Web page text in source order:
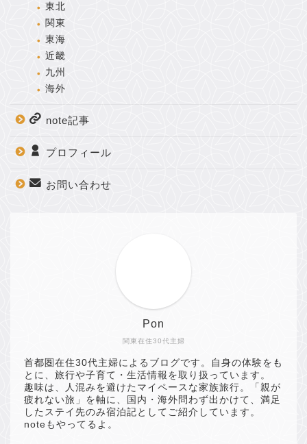
東北
関東
東海
近畿
九州
海外
note記事
プロフィール
お問い合わせ
関東在住30代主婦
Pon
首都圏在住30代主婦によるブログです。自身の体験をも
とに、旅行や子育て・生活情報を取り扱っています。
趣味は、人混みを避けたマイペースな家族旅行。「親が
疲れない旅」を軸に、国内・海外問わず出かけて、満足
したステイ先のみ宿泊記としてご紹介しています。
noteもやってるよ。